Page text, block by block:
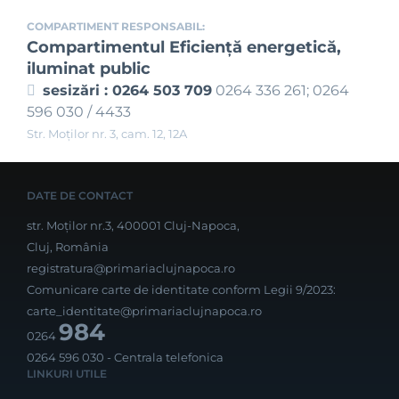
COMPARTIMENT RESPONSABIL:
Compartimentul Eficienţă energetică,
iluminat public
sesizări : 0264 503 709 0264 336 261; 0264
596 030 / 4433
Str. Moţilor nr. 3, cam. 12, 12A
DATE DE CONTACT
str. Moților nr.3, 400001 Cluj-Napoca,
Cluj, România
registratura@primariaclujnapoca.ro
Comunicare carte de identitate conform Legii 9/2023:
carte_identitate@primariaclujnapoca.ro
0264984
0264 596 030 - Centrala telefonica
LINKURI UTILE